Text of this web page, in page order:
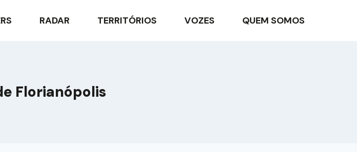
RADAR TERRITÓRIOS VOZES QUEM SOMOS
Florianópolis